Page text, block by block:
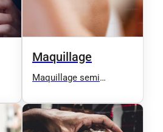
Maquillage
Maquillage semi
Martinez Ego